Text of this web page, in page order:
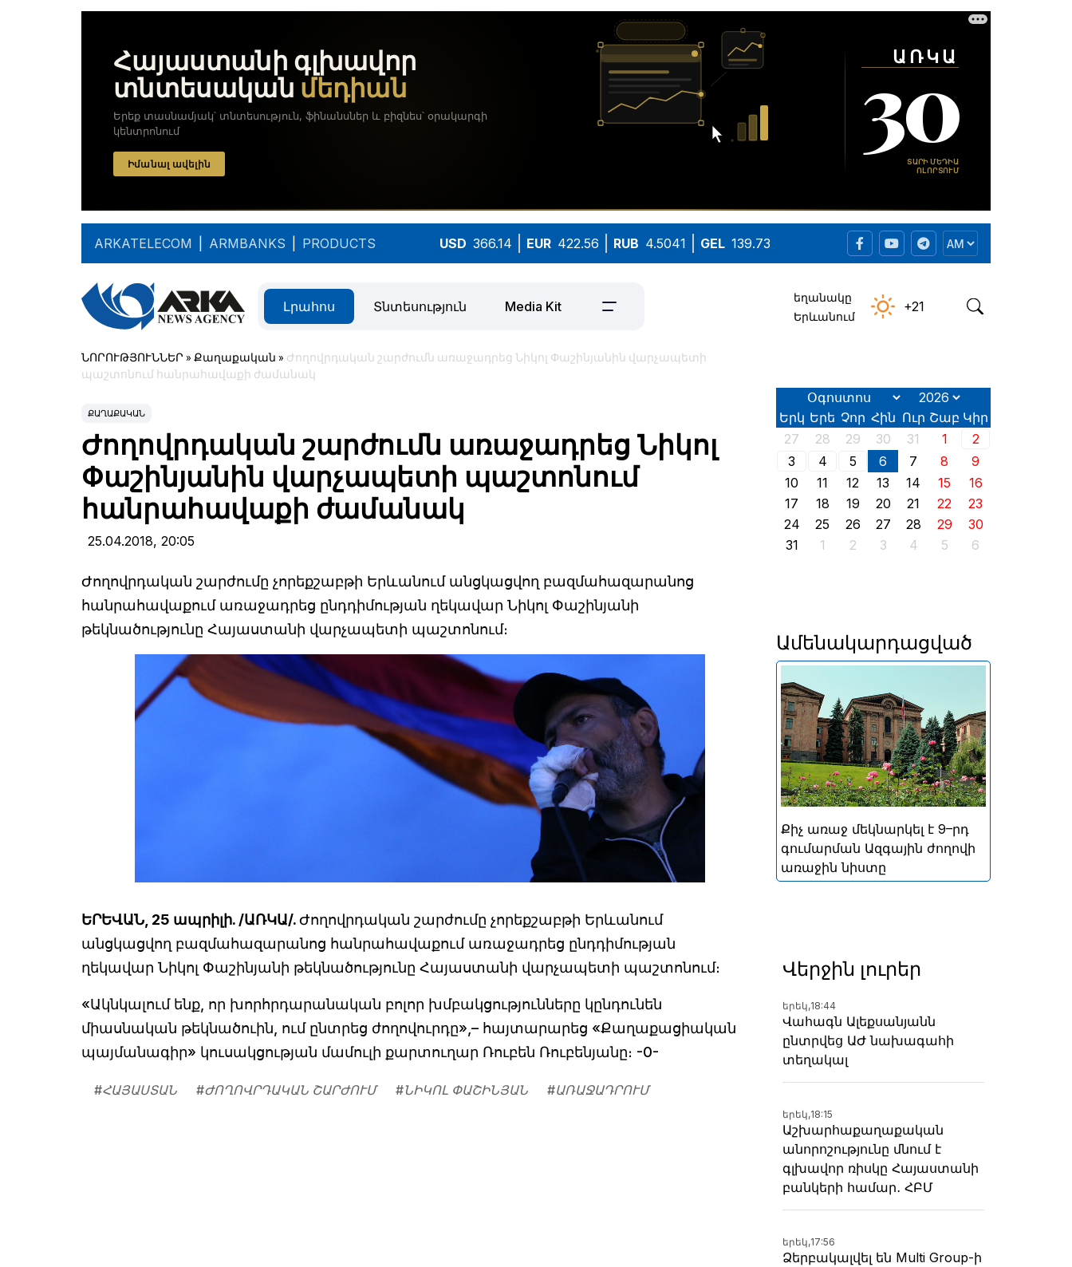
ARKATELECOM ARMBANKS PRODUCTS USD 366.14 EUR 422.56 RUB 4.5041 GEL 139.73
Լրահոս Տնտեսություն Media Kit
եղանակը
Երևանում
+21
ՆՈՐՈՒԹՅՈՒՆՆԵՐ » Քաղաքական » Ժողովրդական շարժումն առաջադրեց Նիկոլ Փաշինյանին վարչապետի
պաշտոնում հանրահավաքի ժամանակ
ՔԱՂԱՔԱԿԱՆ
Ժողովրդական շարժումն առաջադրեց Նիկոլ
Փաշինյանին վարչապետի պաշտոնում
հանրահավաքի ժամանակ
25.04.2018, 20:05
Ժողովրդական շարժումը չորեքշաբթի Երևանում անցկացվող բազմահազարանոց
հանրահավաքում առաջադրեց ընդդիմության ղեկավար Նիկոլ Փաշինյանի
թեկնածությունը Հայաստանի վարչապետի պաշտոնում։
ԵՐԵՎԱՆ, 25 ապրիլի. /ԱՌԿԱ/.Ժողովրդական շարժումը չորեքշաբթի Երևանում
անցկացվող բազմահազարանոց հանրահավաքում առաջադրեց ընդդիմության
ղեկավար Նիկոլ Փաշինյանի թեկնածությունը Հայաստանի վարչապետի պաշտոնում։
«Ակնկալում ենք, որ խորհրդարանական բոլոր խմբակցությունները կընդունեն
միասնական թեկնածուին, ում ընտրեց ժողովուրդը»,– հայտարարեց «Քաղաքացիական
պայմանագիր» կուսակցության մամուլի քարտուղար Ռուբեն Ռուբենյանը։ -0-
#ՀԱՅԱՍՏԱՆ #ԺՈՂՈՎՐԴԱԿԱՆ ՇԱՐԺՈՒՄ #ՆԻԿՈԼ ՓԱՇԻՆՅԱՆ #ԱՌԱՋԱԴՐՈՒՄ
Երկ Երե Չոր Հին Ուր Շաբ Կիր
27
28 29 30 31 1
2
3
4 5 6 7 8
9
10
11 12 13 14 15
16
17
18 19 20 21 22
23
24
25 26 27 28 29
30
31
1 2 3 4 5 6
Ամենակարդացված
2-ին, իր աշխատանքն է սկսել
2026 թվականի հունիսի 7-ին
կայացած հերթական
խորհրդարանական
ընտրությունների
արդյունքներով ձևավորված
Հայաստանի 9-րդ գումարման
Ազգային ժողովի առաջին
նիստը
Քիչ առաջ մեկնարկել է 9–րդ
գումարման Ազգային ժողովի
առաջին նիստը
Վերջին լուրեր
երեկ,18:44
Վահագն Ալեքսանյանն
ընտրվեց ԱԺ նախագահի
տեղակալ
երեկ,18:15
Աշխարհաքաղաքական
անորոշությունը մնում է
գլխավոր ռիսկը Հայաստանի
բանկերի համար․ ՀԲՄ
երեկ,17:56
Ձերբակալվել են Multi Group-ի